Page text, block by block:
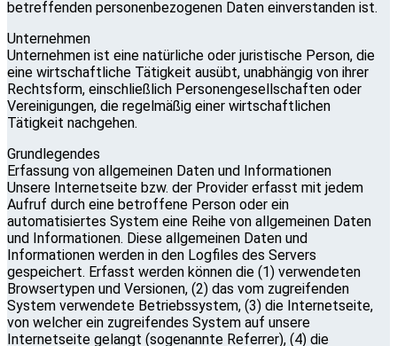
betreffenden personenbezogenen Daten einverstanden ist.
Unternehmen
Unternehmen ist eine natürliche oder juristische Person, die
eine wirtschaftliche Tätigkeit ausübt, unabhängig von ihrer
Rechtsform, einschließlich Personengesellschaften oder
Vereinigungen, die regelmäßig einer wirtschaftlichen
Tätigkeit nachgehen.
Grundlegendes
Erfassung von allgemeinen Daten und Informationen
Unsere Internetseite bzw. der Provider erfasst mit jedem
Aufruf durch eine betroffene Person oder ein
automatisiertes System eine Reihe von allgemeinen Daten
und Informationen. Diese allgemeinen Daten und
Informationen werden in den Logfiles des Servers
gespeichert. Erfasst werden können die (1) verwendeten
Browsertypen und Versionen, (2) das vom zugreifenden
System verwendete Betriebssystem, (3) die Internetseite,
von welcher ein zugreifendes System auf unsere
Internetseite gelangt (sogenannte Referrer), (4) die